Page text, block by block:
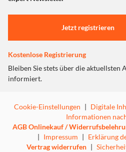
Einstellungen anpassen
Jetzt registrieren
Kostenlose Registrierung
Bleiben Sie stets über die aktuellsten
informiert.
Cookie-Einstellungen | Digitale
Informationen
AGB Onlinekauf /
| Impressum | Erklärung
Vertrag widerrufen |